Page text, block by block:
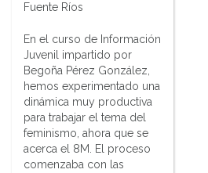
Fuente Ríos
En el curso de Información
Juvenil impartido por
Begoña Pérez González,
hemos experimentado una
dinámica muy productiva
para trabajar el tema del
feminismo, ahora que se
acerca el 8M. El proceso
comenzaba con las